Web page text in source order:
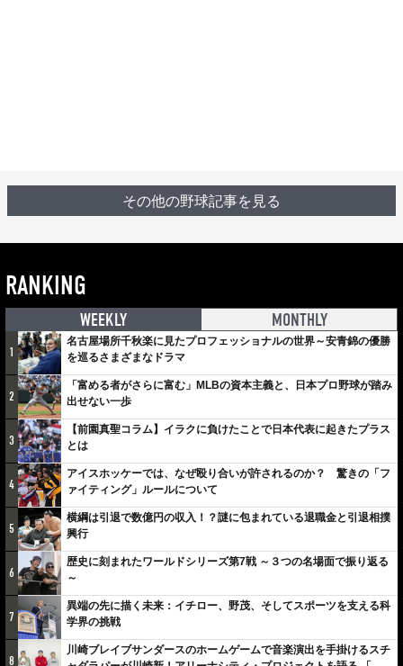
その他の野球記事を見る
RANKING
WEEKLY MONTHLY
1
名古屋場所千秋楽に見たプロフェッショナルの世界～安青錦の優勝
を巡るさまざまなドラマ
2
「富める者がさらに富む」MLBの資本主義と、日本プロ野球が踏み
出せない一歩
3
【前園真聖コラム】イラクに負けたことで日本代表に起きたプラス
とは
4
アイスホッケーでは、なぜ殴り合いが許されるのか？ 驚きの「フ
ァイティング」ルールについて
5
横綱は引退で数億円の収入！？謎に包まれている退職金と引退相撲
興行
6
歴史に刻まれたワールドシリーズ第7戦 ～３つの名場面で振り返る
～
7
異端の先に描く未来：イチロー、野茂、そしてスポーツを支える科
学界の挑戦
8
川崎ブレイブサンダースのホームゲームで音楽演出を手掛けるスチ